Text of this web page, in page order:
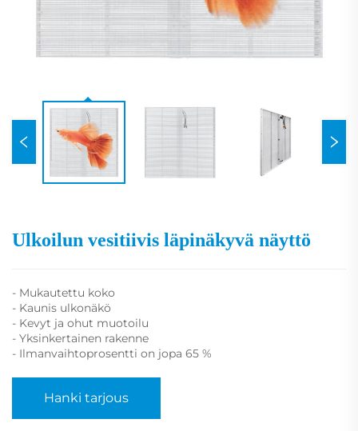
Ulkoilun vesitiivis läpinäkyvä näyttö
- Mukautettu koko
- Kaunis ulkonäkö
- Kevyt ja ohut muotoilu
- Yksinkertainen rakenne
- Ilmanvaihtoprosentti on jopa 65 %
Hanki tarjous